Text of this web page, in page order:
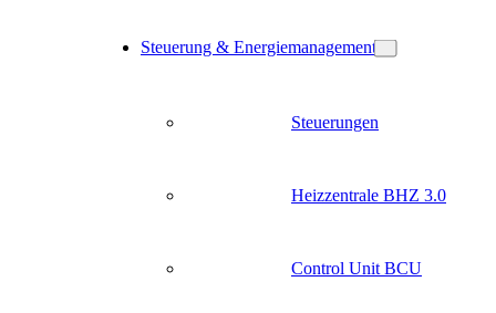
Steuerung & Energiemanagement
Steuerungen
Heizzentrale BHZ 3.0
Control Unit BCU